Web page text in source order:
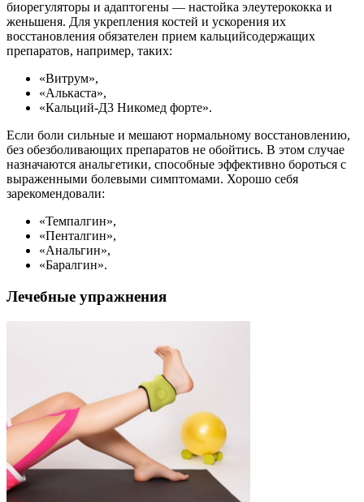
биорегуляторы и адаптогены — настойка элеутерококка и
женьшеня. Для укрепления костей и ускорения их
восстановления обязателен прием кальцийсодержащих
препаратов, например, таких:
«Витрум»,
«Алькаста»,
«Кальций-Д3 Никомед форте».
Если боли сильные и мешают нормальному восстановлению,
без обезболивающих препаратов не обойтись. В этом случае
назначаются анальгетики, способные эффективно бороться с
выраженными болевыми симптомами. Хорошо себя
зарекомендовали:
«Темпалгин»,
«Пенталгин»,
«Анальгин»,
«Баралгин».
Лечебные упражнения